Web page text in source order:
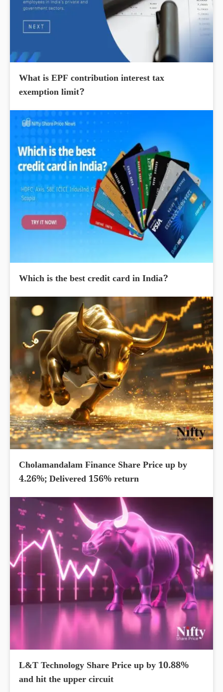
What is EPF contribution interest tax
exemption limit?
Which is the best credit card in India?
Cholamandalam Finance Share Price up by
4.26%; Delivered 156% return
L&T Technology Share Price up by 10.88%
and hit the upper circuit